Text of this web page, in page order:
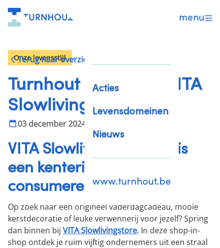
menu
Acties
Levensdomeinen
Nieuws
www.turnhout.be
Turnhout circulair – VITA
Slowlivingstore
03 december 2024
Onze levensstijl
VITA Slowlivingstore: ‘Er is
een kentering in hoe we
consumeren’
Op zoek naar een origineel vaderdagcadeau, mooie
kerstdecoratie of leuke verwennerij voor jezelf? Spring
dan binnen bij VITA Slowlivingstore. In deze shop-in-
shop ontdek je ruim vijftig ondernemers uit een straal
Terug naar overzicht